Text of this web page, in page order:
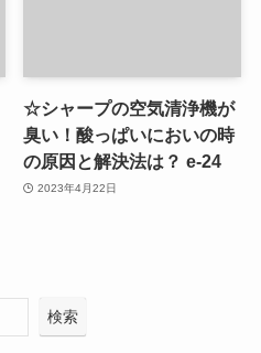
☆シャープの空気清浄機が
臭い！酸っぱいにおいの時
の原因と解決法は？ e-24
2023年4月22日
検索